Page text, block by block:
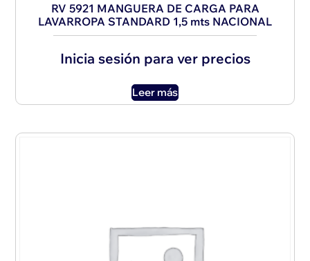
RV 5921 MANGUERA DE CARGA PARA
LAVARROPA STANDARD 1,5 mts NACIONAL
Inicia sesión para ver precios
Leer más